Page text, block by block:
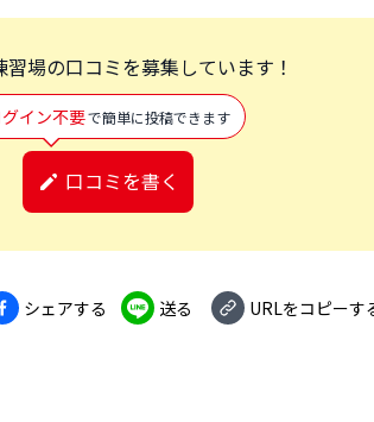
習場の口コミを募集しています！
イン不要で簡単に投稿できます
口コミを書く
シェアする 送る URLをコピーす